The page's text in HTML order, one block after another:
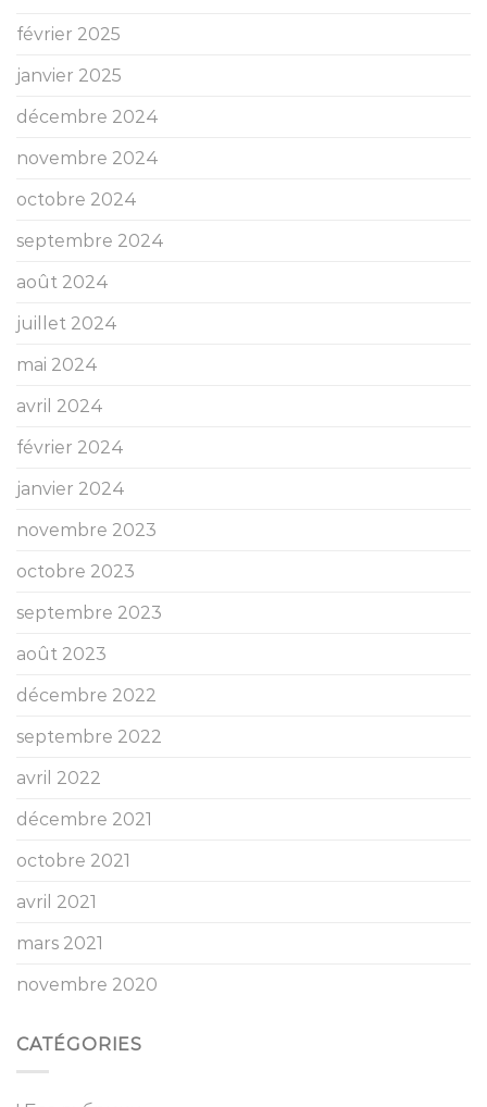
février 2025
janvier 2025
décembre 2024
novembre 2024
octobre 2024
septembre 2024
août 2024
juillet 2024
mai 2024
avril 2024
février 2024
janvier 2024
novembre 2023
octobre 2023
septembre 2023
août 2023
décembre 2022
septembre 2022
avril 2022
décembre 2021
octobre 2021
avril 2021
mars 2021
novembre 2020
CATÉGORIES